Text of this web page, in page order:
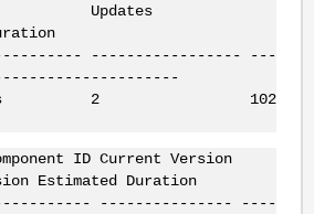
Updates
----------------- ---
Updates 2 102
ID Current Version
Estimated Duration
--------------- ----